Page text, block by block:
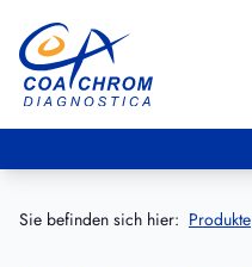
Zum Hauptmenü springen
Zum Hauptinhalt springen
Sie befinden sich hier: Produkte